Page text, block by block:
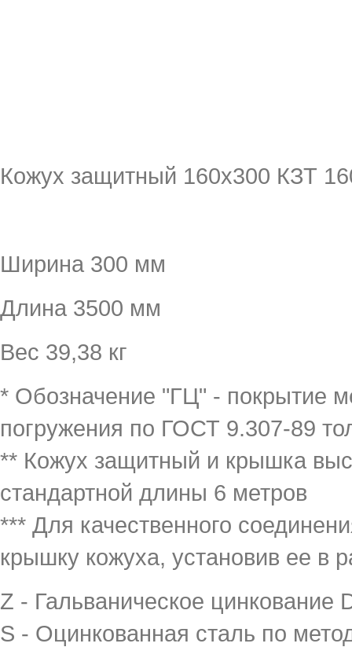
Кожух защитный 160х300 КЗТ
Ширина 300 мм
Длина 3500 мм
Вес 39,38 кг
* Обозначение "ГЦ" - покрытие
погружения по ГОСТ 9.307-89
** Кожух защитный и крышка
стандартной длины 6 метров
*** Для качественного
крышку кожуха, установив ее в
Z - Гальваническое цинкование
S - Оцинкованная сталь по